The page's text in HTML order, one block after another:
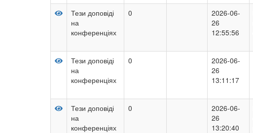
Тези доповіді
на
конференціях
0
2026-06-
26
12:55:56
Тези доповіді
на
конференціях
0
2026-06-
26
13:11:17
Тези доповіді
на
конференціях
0
2026-06-
26
13:20:40